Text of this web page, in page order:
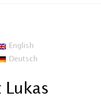
English
Deutsch
Lukas